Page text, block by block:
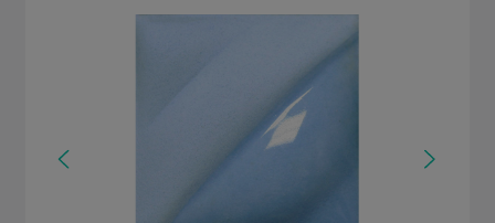
Bildergalerie überspringen